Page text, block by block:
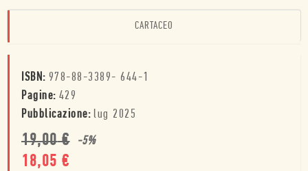
CARTACEO
ISBN: 978-88-3389- 644-1
Pagine: 429
Pubblicazione: lug 2025
19,00€ -5%
18,05 €